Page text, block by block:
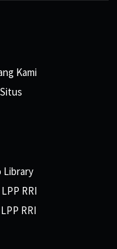
Kami
Library
RRI
RRI